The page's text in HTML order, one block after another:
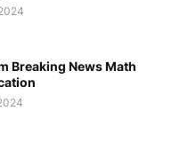
Breaking News Math